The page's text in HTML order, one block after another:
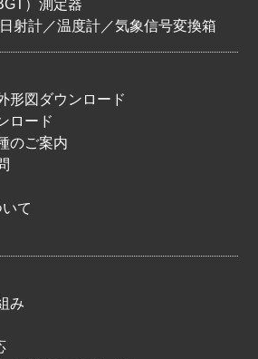
）測定器
射計／温度計／気象信号変換箱
形図ダウンロード
ロード
のご案内
て
み